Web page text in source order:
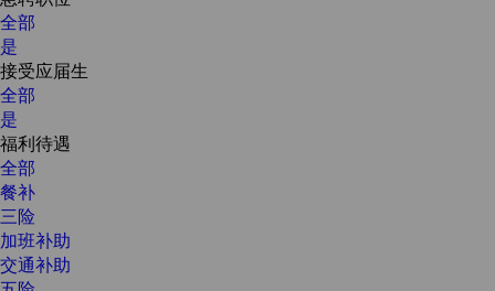
全部
是
接受应届生
全部
是
福利待遇
全部
餐补
三险
加班补助
交通补助